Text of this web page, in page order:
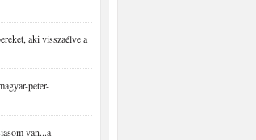
aki visszaélve a
peter-
van...a